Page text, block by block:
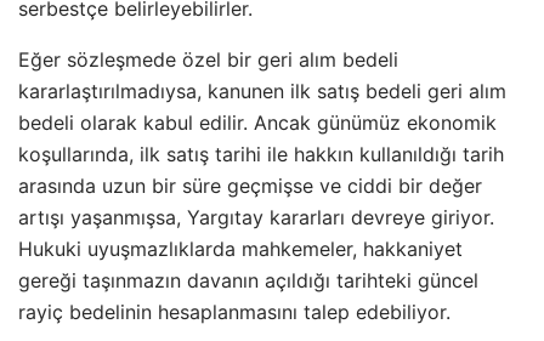
serbestçe belirleyebilirler.
Eğer sözleşmede özel bir geri alım bedeli
kararlaştırılmadıysa, kanunen ilk satış bedeli geri alım
bedeli olarak kabul edilir. Ancak günümüz ekonomik
koşullarında, ilk satış tarihi ile hakkın kullanıldığı tarih
arasında uzun bir süre geçmişse ve ciddi bir değer
artışı yaşanmışsa, Yargıtay kararları devreye giriyor.
Hukuki uyuşmazlıklarda mahkemeler, hakkaniyet
gereği taşınmazın davanın açıldığı tarihteki güncel
rayiç bedelinin hesaplanmasını talep edebiliyor.